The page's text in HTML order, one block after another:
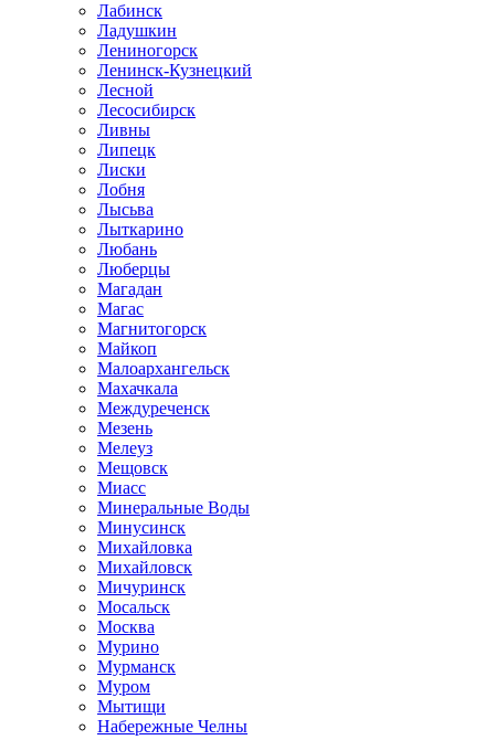
Лабинск
Ладушкин
Лениногорск
Ленинск-Кузнецкий
Лесной
Лесосибирск
Ливны
Липецк
Лиски
Лобня
Лысьва
Лыткарино
Любань
Люберцы
Магадан
Магас
Магнитогорск
Майкоп
Малоархангельск
Махачкала
Междуреченск
Мезень
Мелеуз
Мещовск
Миасс
Минеральные Воды
Минусинск
Михайловка
Михайловск
Мичуринск
Мосальск
Москва
Мурино
Мурманск
Муром
Мытищи
Набережные Челны